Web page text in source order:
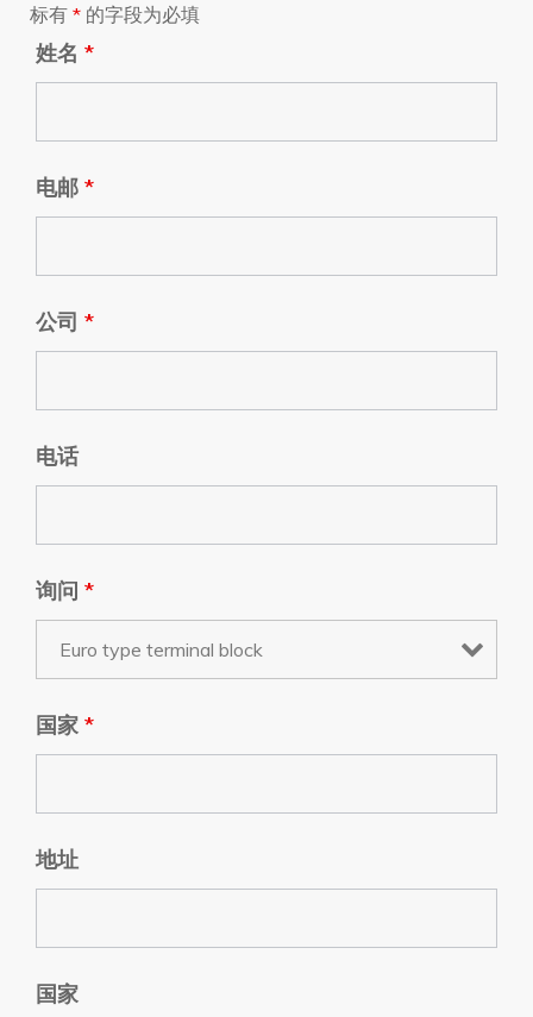
标有 * 的字段为必填
姓名 *
电邮 *
公司 *
电话
询问 *
国家 *
地址
国家